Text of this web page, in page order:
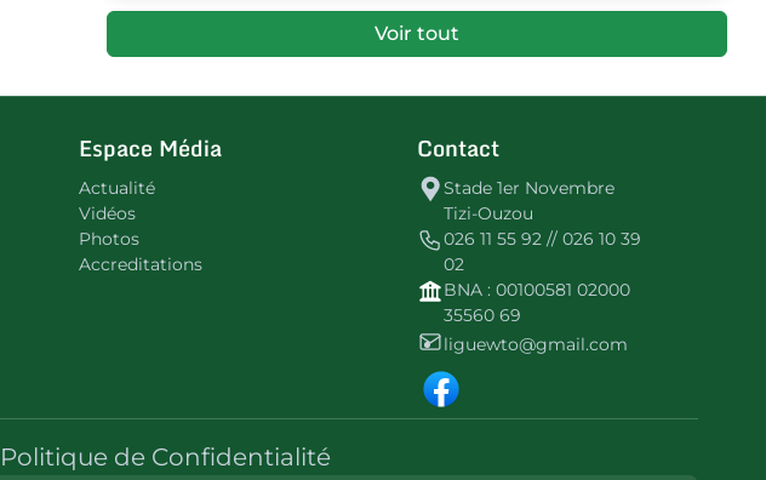
Voir tout
Espace Média
Actualité
Vidéos
Photos
Accreditations
Contact
Stade 1er Novembre
Tizi-Ouzou
026 11 55 92 // 026 10 39
02
BNA : 00100581 02000
35560 69
liguewto@gmail.com
Politique de Confidentialité